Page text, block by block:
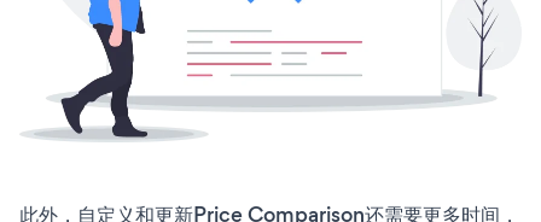
此外，自定义和更新Price Comparison还需要更多时间，